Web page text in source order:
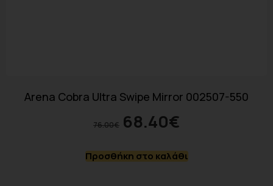
Arena Cobra Ultra Swipe Mirror 002507-550
76.00€ 68.40€
Προσθήκη στο καλάθι